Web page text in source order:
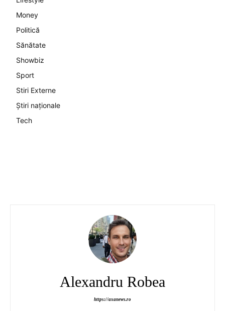
Money
Politică
Sănătate
Showbiz
Sport
Stiri Externe
Știri naționale
Tech
Alexandru Robea
https://axanews.ro